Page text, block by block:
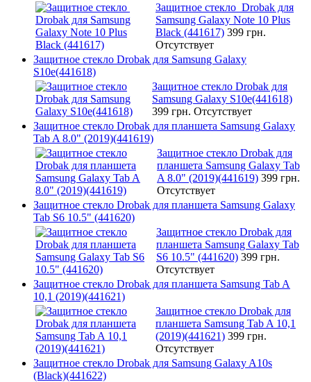
Защитное стекло Drobak для
Samsung Galaxy Note 10 Plus
Black (441617) 399 грн.
Отсутствует
Защитное стекло Drobak для Samsung Galaxy
S10e(441618)
Защитное стекло Drobak для
Samsung Galaxy S10e(441618)
399 грн. Отсутствует
Защитное стекло Drobak для планшета Samsung Galaxy
Tab A 8.0" (2019)(441619)
Защитное стекло Drobak для
планшета Samsung Galaxy Tab
A 8.0" (2019)(441619) 399 грн.
Отсутствует
Защитное стекло Drobak для планшета Samsung Galaxy
Tab S6 10.5" (441620)
Защитное стекло Drobak для
планшета Samsung Galaxy Tab
S6 10.5" (441620) 399 грн.
Отсутствует
Защитное стекло Drobak для планшета Samsung Tab A
10,1 (2019)(441621)
Защитное стекло Drobak для
планшета Samsung Tab A 10,1
(2019)(441621) 399 грн.
Отсутствует
Защитное стекло Drobak для Samsung Galaxy A10s
(Black)(441622)